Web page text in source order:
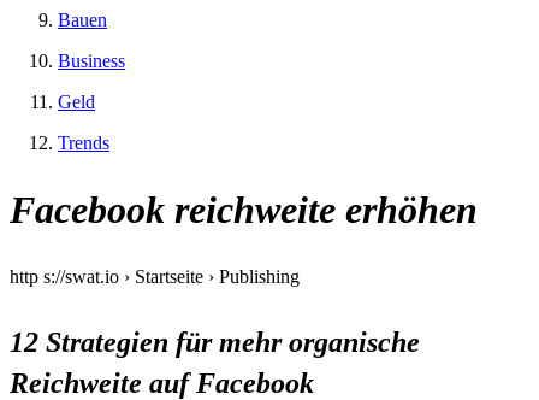
Bauen
Business
Geld
Trends
Facebook reichweite erhöhen
http s://swat.io › Startseite › Publishing
12 Strategien für mehr organische
Reichweite auf Facebook